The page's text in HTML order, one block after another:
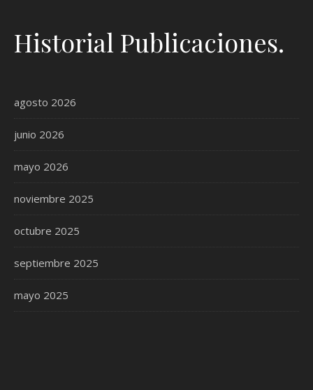
Historial Publicaciones.
agosto 2026
junio 2026
mayo 2026
noviembre 2025
octubre 2025
septiembre 2025
mayo 2025